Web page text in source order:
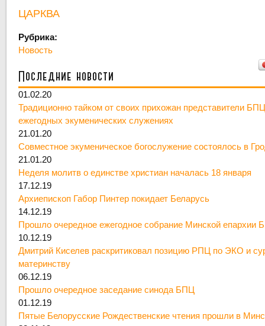
ЦАРКВА
Рубрика:
Новость
Последние новости
01.02.20
Традиционно тайком от своих прихожан представители
ежегодных экуменических служениях
21.01.20
Совместное экуменическое богослужение состоялось в
21.01.20
Неделя молитв о единстве христиан началась 18 января
17.12.19
Архиепископ Габор Пинтер покидает Беларусь
14.12.19
Прошло очередное ежегодное собрание Минской епархии
10.12.19
Дмитрий Киселев раскритиковал позицию РПЦ по ЭКО и
материнству
06.12.19
Прошло очередное заседание синода БПЦ
01.12.19
Пятые Белорусские Рождественские чтения прошли в